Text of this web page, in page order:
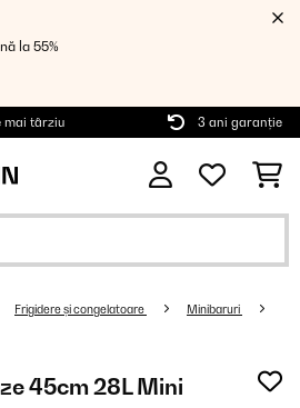
la 55%
mai târziu 3 ani garanție
Frigidere și congelatoare Minibaruri
45cm 28L Mini